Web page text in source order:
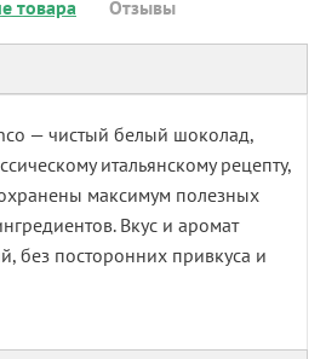
товара Отзывы
— чистый белый шоколад,
итальянскому рецепту,
максимум полезных
Вкус и аромат
без посторонних привкуса и